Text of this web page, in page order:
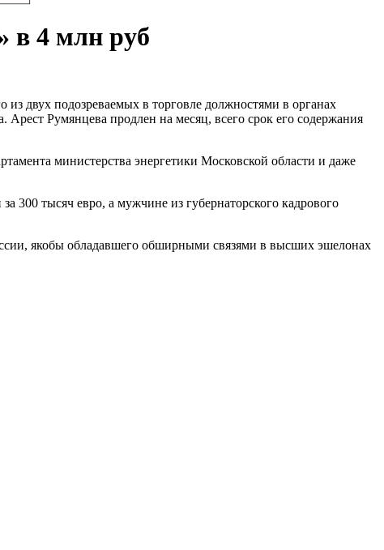
в 4 млн руб
двух подозреваемых в торговле должностями в органах
Арест Румянцева продлен на месяц, всего срок его содержания
министерства энергетики Московской области и даже
тысяч евро, а мужчине из губернаторского кадрового
якобы обладавшего обширными связями в высших эшелонах